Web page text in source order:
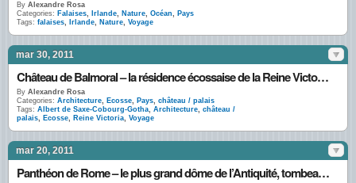
By Alexandre Rosa
Categories: Falaises, Irlande, Nature, Océan, Pays
Tags: falaises, Irlande, Nature, Voyage
mar 30, 2011
Château de Balmoral – la résidence écossaise de la Reine Victoria et du Prince Albert
By Alexandre Rosa
Categories: Architecture, Ecosse, Pays, château / palais
Tags: Albert de Saxe-Cobourg-Gotha, Architecture, château /
palais, Ecosse, Reine Victoria, Voyage
mar 20, 2011
Panthéon de Rome – le plus grand dôme de l’Antiquité, tombeau des grands Hommes